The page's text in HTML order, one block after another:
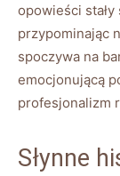
opowieści‍
przypominając
spoczywa na
emocjonującą
profesjonalizm
Słynne